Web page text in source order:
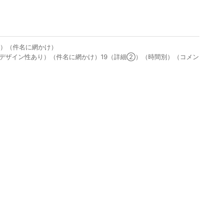
（件名に網かけ）
ザイン性あり）（件名に網かけ）19（詳細②）（時間別）（コメン